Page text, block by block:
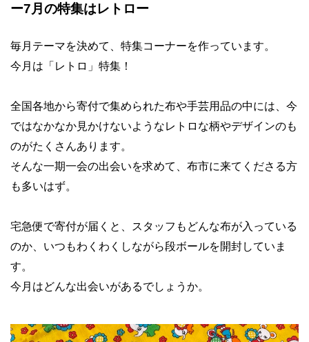
ー7月の特集はレトロー
毎月テーマを決めて、特集コーナーを作っています。
今月は「レトロ」特集！
全国各地から寄付で集められた布や手芸用品の中には、今
ではなかなか見かけないようなレトロな柄やデザインのも
のがたくさんあります。
そんな一期一会の出会いを求めて、布市に来てくださる方
も多いはず。
宅急便で寄付が届くと、スタッフもどんな布が入っている
のか、いつもわくわくしながら段ボールを開封していま
す。
今月はどんな出会いがあるでしょうか。